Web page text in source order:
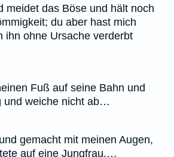
meidet das Böse und hält noch
du aber hast mich
ihn ohne Ursache verderbt
Fuß auf seine Bahn und
und weiche nicht ab…
gemacht mit meinen Augen,
auf eine Jungfrau.…